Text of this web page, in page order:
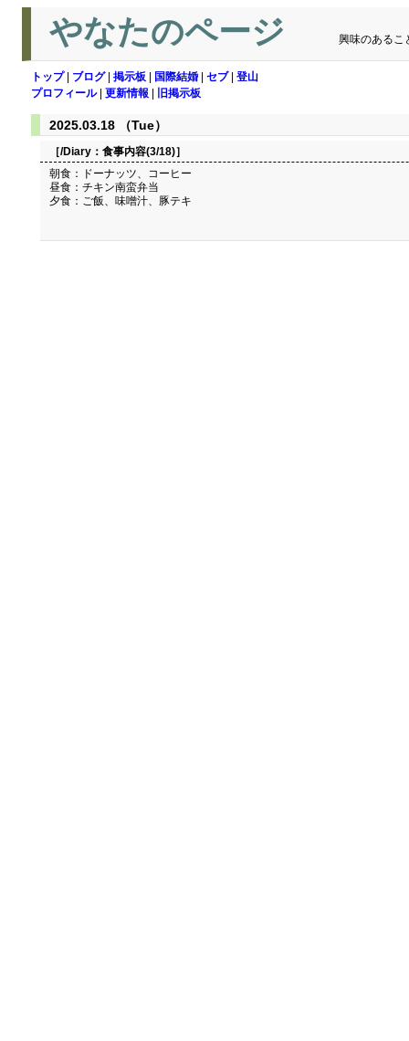
やなたのページ 興味のあるこ
トップ| ブログ| 掲示板 国際結婚 セブ| 登山
プロフィール| 更新情報 旧掲示板
2025.03.18 （Tue）
［/Diary： 食事内容(3/18)］
朝食：ドーナッツ、コーヒー
昼食：チキン南蛮弁当
夕食：ご飯、味噌汁、豚テキ